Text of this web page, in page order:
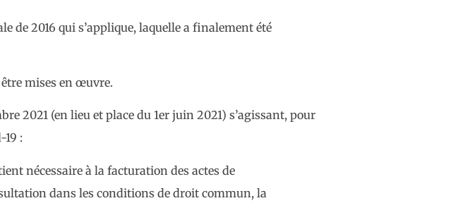
de 2016 qui s’applique, laquelle a finalement été
mises en œuvre.
2021 (en lieu et place du 1er juin 2021) s’agissant, pour
:
nécessaire à la facturation des actes de
dans les conditions de droit commun, la